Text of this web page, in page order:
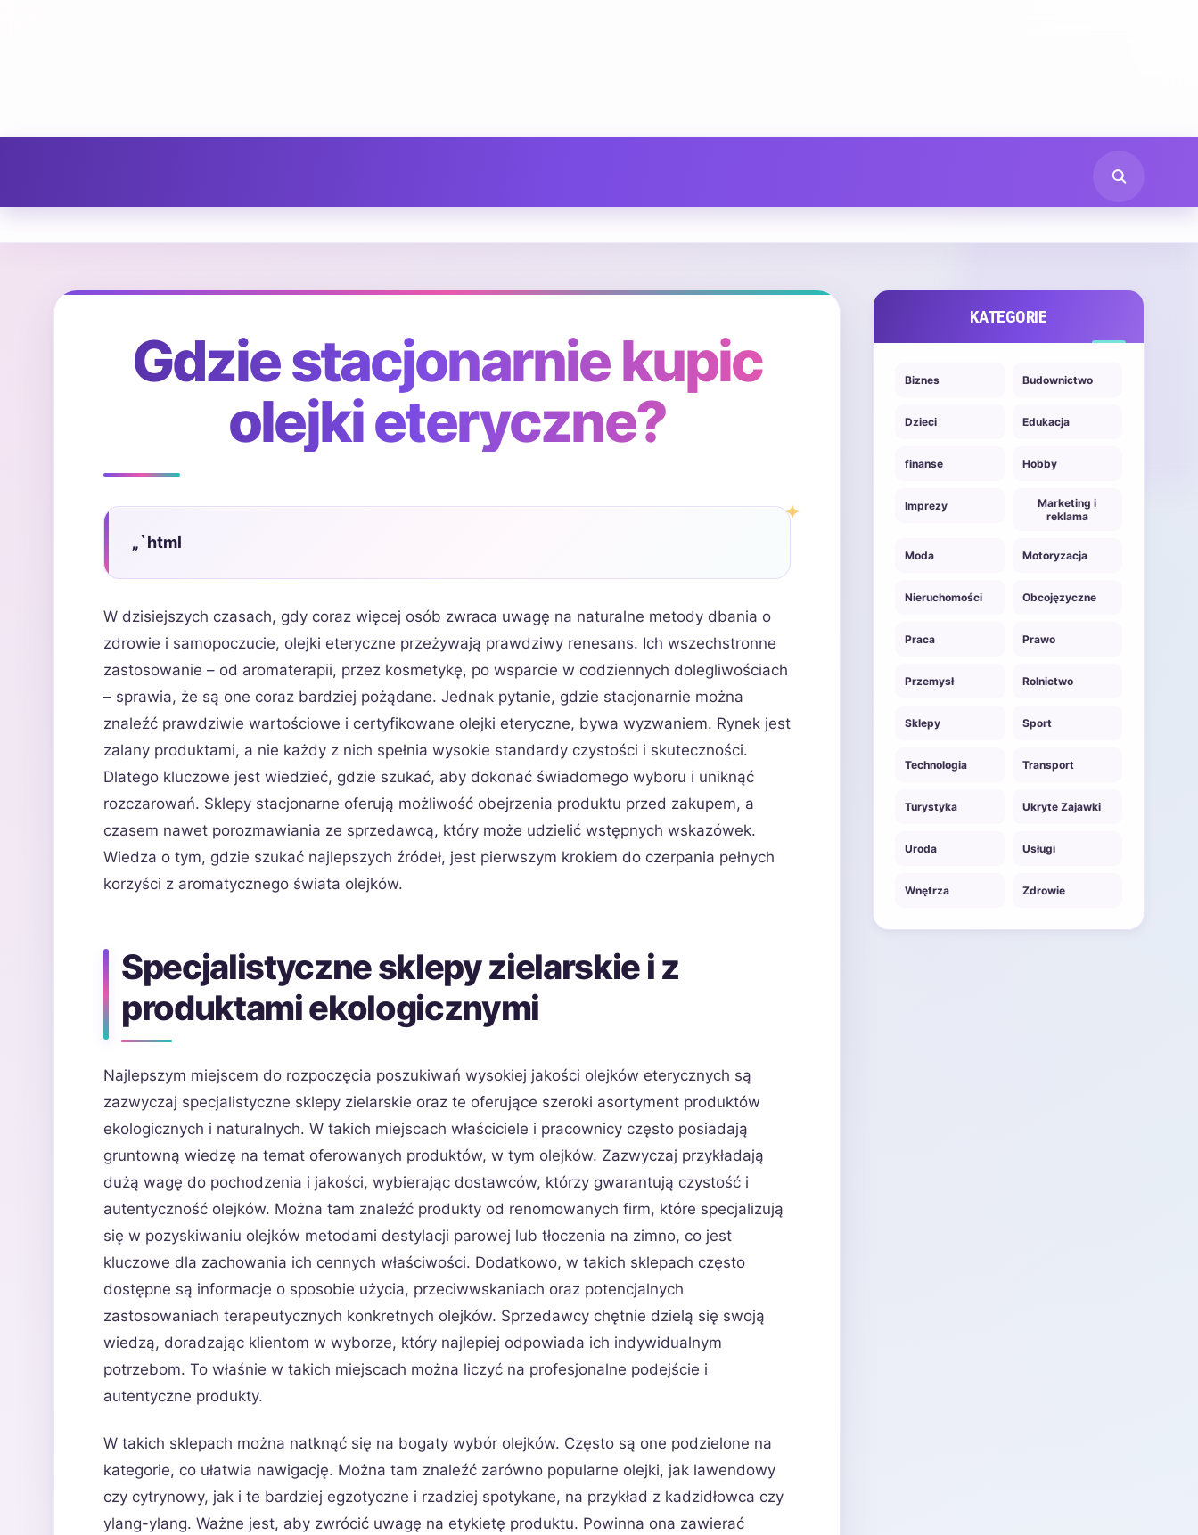
Gdzie stacjonarnie kupic
olejki eteryczne?
„`html
W dzisiejszych czasach, gdy coraz więcej osób zwraca uwagę na naturalne metody dbania o
zdrowie i samopoczucie, olejki eteryczne przeżywają prawdziwy renesans. Ich wszechstronne
zastosowanie – od aromaterapii, przez kosmetykę, po wsparcie w codziennych dolegliwościach
– sprawia, że są one coraz bardziej pożądane. Jednak pytanie, gdzie stacjonarnie można
znaleźć prawdziwie wartościowe i certyfikowane olejki eteryczne, bywa wyzwaniem. Rynek jest
zalany produktami, a nie każdy z nich spełnia wysokie standardy czystości i skuteczności.
Dlatego kluczowe jest wiedzieć, gdzie szukać, aby dokonać świadomego wyboru i uniknąć
rozczarowań. Sklepy stacjonarne oferują możliwość obejrzenia produktu przed zakupem, a
czasem nawet porozmawiania ze sprzedawcą, który może udzielić wstępnych wskazówek.
Wiedza o tym, gdzie szukać najlepszych źródeł, jest pierwszym krokiem do czerpania pełnych
korzyści z aromatycznego świata olejków.
Specjalistyczne sklepy zielarskie i z
produktami ekologicznymi
Najlepszym miejscem do rozpoczęcia poszukiwań wysokiej jakości olejków eterycznych są
zazwyczaj specjalistyczne sklepy zielarskie oraz te oferujące szeroki asortyment produktów
ekologicznych i naturalnych. W takich miejscach właściciele i pracownicy często posiadają
gruntowną wiedzę na temat oferowanych produktów, w tym olejków. Zazwyczaj przykładają
dużą wagę do pochodzenia i jakości, wybierając dostawców, którzy gwarantują czystość i
autentyczność olejków. Można tam znaleźć produkty od renomowanych firm, które specjalizują
się w pozyskiwaniu olejków metodami destylacji parowej lub tłoczenia na zimno, co jest
kluczowe dla zachowania ich cennych właściwości. Dodatkowo, w takich sklepach często
dostępne są informacje o sposobie użycia, przeciwwskaniach oraz potencjalnych
zastosowaniach terapeutycznych konkretnych olejków. Sprzedawcy chętnie dzielą się swoją
wiedzą, doradzając klientom w wyborze, który najlepiej odpowiada ich indywidualnym
potrzebom. To właśnie w takich miejscach można liczyć na profesjonalne podejście i
autentyczne produkty.
W takich sklepach można natknąć się na bogaty wybór olejków. Często są one podzielone na
kategorie, co ułatwia nawigację. Można tam znaleźć zarówno popularne olejki, jak lawendowy
czy cytrynowy, jak i te bardziej egzotyczne i rzadziej spotykane, na przykład z kadzidłowca czy
ylang-ylang. Ważne jest, aby zwrócić uwagę na etykietę produktu. Powinna ona zawierać
KATEGORIE
Biznes Budownictwo
Dzieci Edukacja
finanse Hobby
Imprezy
Marketing i
reklama
Moda Motoryzacja
Nieruchomości Obcojęzyczne
Praca Prawo
Przemysł Rolnictwo
Sklepy Sport
Technologia Transport
Turystyka Ukryte Zajawki
Uroda Usługi
Wnętrza Zdrowie